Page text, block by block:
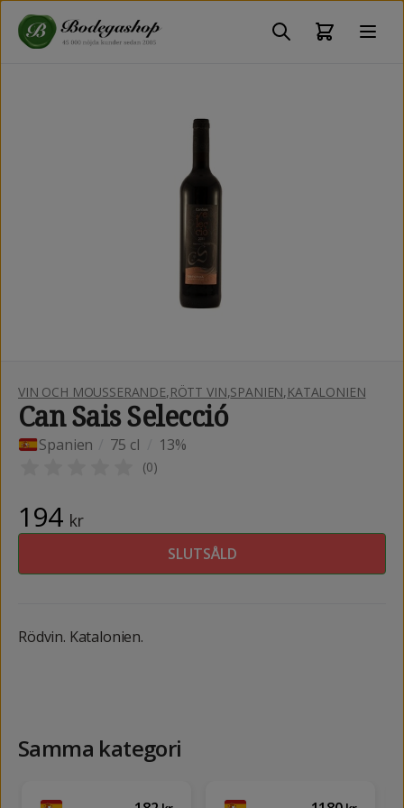
VIN OCH MOUSSERANDE,RÖTT VIN,SPANIEN,KATALONIEN
Can Sais Selecció
Spanien 75 cl 13%
(0)
194 kr
SLUTSÅLD
Rödvin. Katalonien.
Samma kategori